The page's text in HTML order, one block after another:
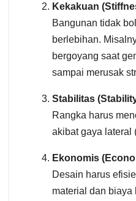
Kekakuan
Bangunan tidak
berlebihan.
bergoyang saat
sampai merusak
Stabilitas
Rangka harus
akibat gaya lateral
Ekonomis
Desain harus
material dan biaya